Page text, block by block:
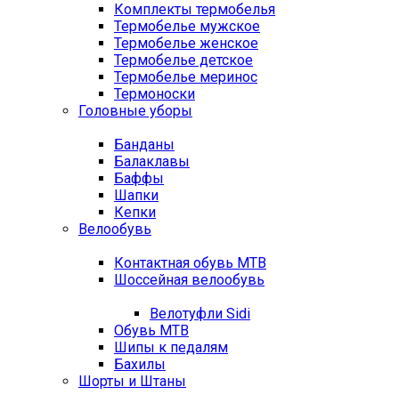
Комплекты термобелья
Термобелье мужское
Термобелье женское
Термобелье детское
Термобелье меринос
Термоноски
Головные уборы
Банданы
Балаклавы
Баффы
Шапки
Кепки
Велообувь
Контактная обувь MTB
Шоссейная велообувь
Велотуфли Sidi
Обувь MTB
Шипы к педалям
Бахилы
Шорты и Штаны